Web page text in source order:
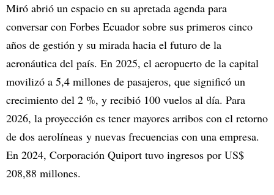
Miró abrió un espacio en su apretada agenda para
conversar con Forbes Ecuador sobre sus primeros cinco
años de gestión y su mirada hacia el futuro de la
aeronáutica del país. En 2025, el aeropuerto de la capital
movilizó a 5,4 millones de pasajeros, que significó un
crecimiento del 2 %, y recibió 100 vuelos al día. Para
2026, la proyección es tener mayores arribos con el retorno
de dos aerolíneas y nuevas frecuencias con una empresa.
En 2024, Corporación Quiport tuvo ingresos por US$
208,88 millones.